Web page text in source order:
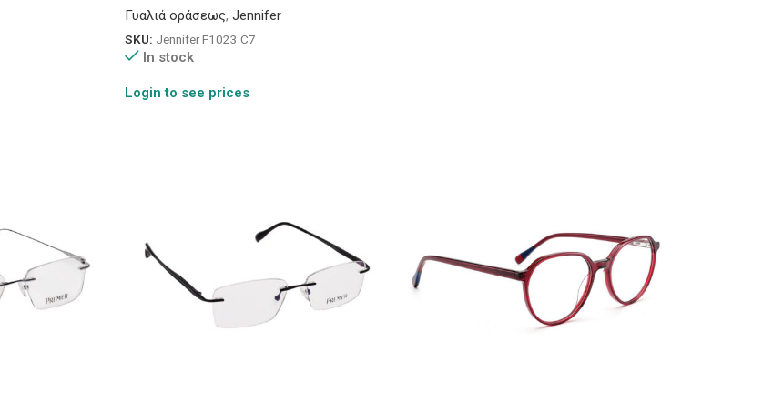
Γυαλιά οράσεως, Jennifer
SKU: Jennifer F1023 C7
In stock
Login to see prices